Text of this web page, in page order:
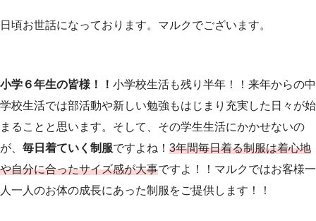
日頃お世話になっております。マルクでございます。
小学６年生の皆様！！ 小学校生活も残り半年！！来年からの中
学校生活では部活動や新しい勉強もはじまり充実した日々が始
まることと思います。そして、その学生生活にかかせないの
が、 毎日着ていく制服ですよね！ 3年間毎日着る制服は着心地
や自分に合ったサイズ感が大事ですよ！！マルクではお客様一
人一人のお体の成長にあった制服をご提供します！！